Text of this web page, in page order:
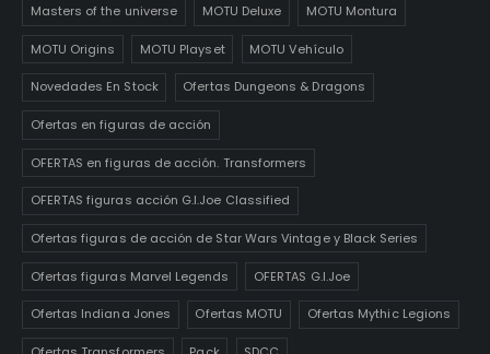
Masters of the universe MOTU Deluxe MOTU Montura
MOTU Origins MOTU Playset MOTU Vehículo
Novedades En Stock Ofertas Dungeons & Dragons
Ofertas en figuras de acción
OFERTAS en figuras de acción. Transformers
OFERTAS figuras acción G.I.Joe Classified
Ofertas figuras de acción de Star Wars Vintage y Black Series
Ofertas figuras Marvel Legends OFERTAS G.I.Joe
Ofertas Indiana Jones Ofertas MOTU Ofertas Mythic Legions